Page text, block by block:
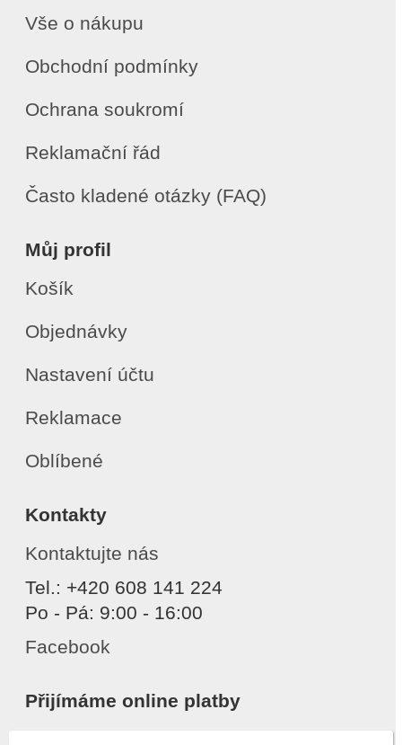
Vše o nákupu
Obchodní podmínky
Ochrana soukromí
Reklamační řád
Často kladené otázky (FAQ)
Můj profil
Košík
Objednávky
Nastavení účtu
Reklamace
Oblíbené
Kontakty
Kontaktujte nás
Tel.: +420 608 141 224
Po - Pá: 9:00 - 16:00
Facebook
Přijímáme online platby